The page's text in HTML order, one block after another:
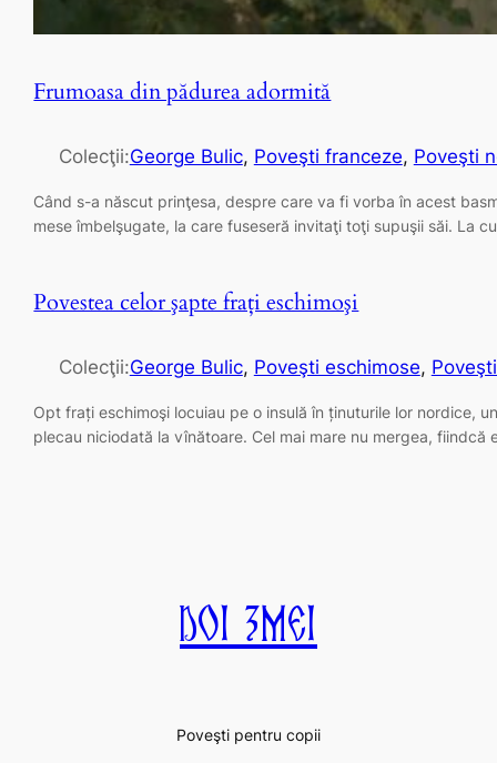
Frumoasa din pădurea adormită
Colecţii:George Bulic, Poveşti franceze, Poveşti
Când s-a născut prinţesa, despre care va fi vorba în acest
mese îmbelşugate, la care fuseseră invitaţi toţi supuşii săi. La
Povestea celor şapte fraţi eschimoşi
Colecţii:George Bulic, Poveşti eschimose,
Opt frați eschimoşi locuiau pe o insulă în ținuturile lor nordice,
plecau niciodată la vînătoare. Cel mai mare nu mergea,
Doi Zmei
Poveşti pentru copii